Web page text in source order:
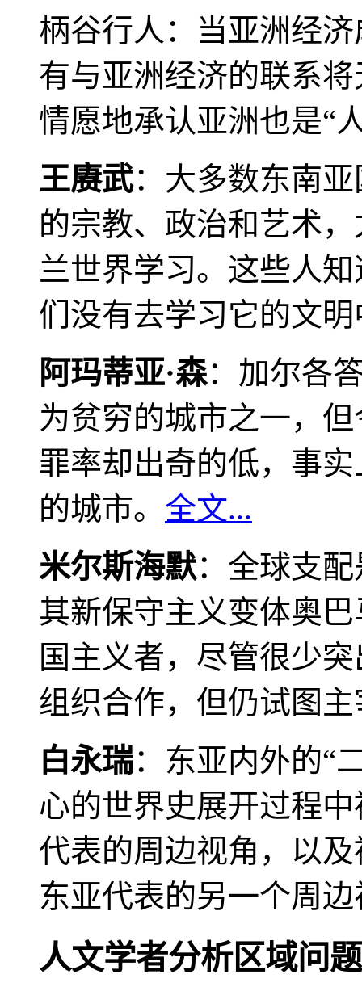
柄谷行人：当亚洲经
有与亚洲经济的联系
情愿地承认亚洲也是“
王赓武：大多数东南
的宗教、政治和艺术
兰世界学习。这些人
们没有去学习它的文
阿玛蒂亚·森：加尔各
为贫穷的城市之一，
罪率却出奇的低，事
的城市。 全文...
米尔斯海默：全球支
其新保守主义变体奥
国主义者，尽管很少
组织合作，但仍试图
白永瑞：东亚内外的“
心的世界史展开过程
代表的周边视角，以
东亚代表的另一个周
人文学者分析区域问题